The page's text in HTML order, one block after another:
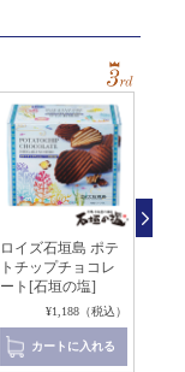
ロイズ石垣島 ポテ
トチップチョコレ
ート[石垣の塩]
¥1,188（税込）
カートに入れる